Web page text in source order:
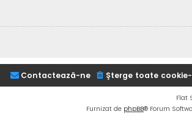
Şterge toate
Contactează-ne
Flat
Furnizat de phpBB® Forum